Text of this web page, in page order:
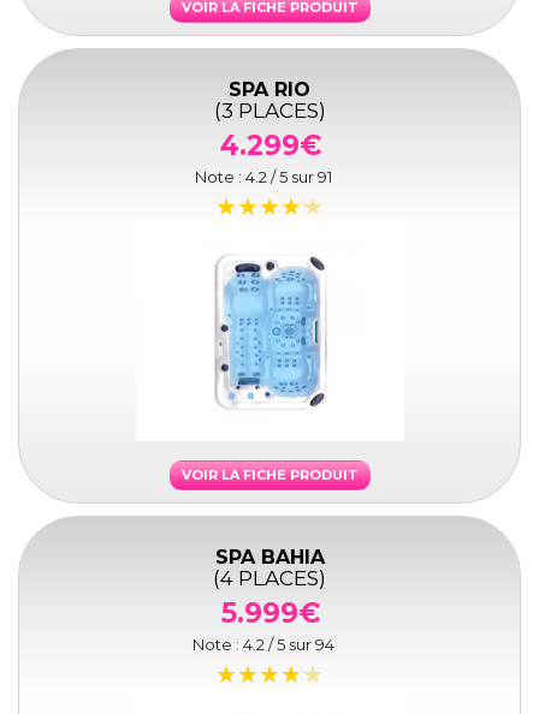
VOIR LA FICHE PRODUIT
SPA RIO
(3 PLACES)
4.299€
Note : 4.2 / 5 sur91
VOIR LA FICHE PRODUIT
SPA BAHIA
(4 PLACES)
5.999€
Note : 4.2 / 5 sur94